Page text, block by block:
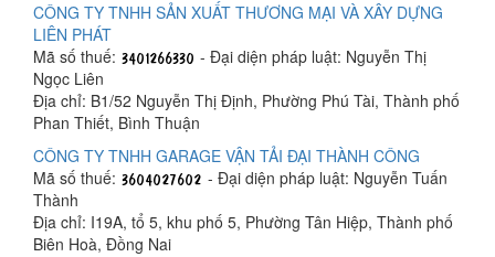
CÔNG TY TNHH SẢN XUẤT THƯƠNG MẠI VÀ XÂY DỰNG
LIÊN PHÁT
Mã số thuế:
- Đại diện pháp luật: Nguyễn Thị
Ngọc Liên
Địa chỉ: B1/52 Nguyễn Thị Định, Phường Phú Tài, Thành phố
Phan Thiết, Bình Thuận
CÔNG TY TNHH GARAGE VẬN TẢI ĐẠI THÀNH CÔNG
Mã số thuế:
- Đại diện pháp luật: Nguyễn Tuấn
Thành
Địa chỉ: I19A, tổ 5, khu phố 5, Phường Tân Hiệp, Thành phố
Biên Hoà, Đồng Nai